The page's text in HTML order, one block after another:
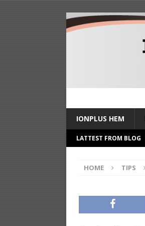
IONPLUS HEM
LATTEST FROM BLOG
HOME TIPS